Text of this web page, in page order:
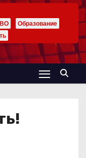
Образование